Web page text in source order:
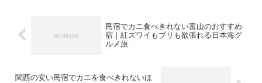
民宿でカニ食べきれない富山のおすすめ
宿｜紅ズワイもブリも欲張れる日本海グ
ルメ旅
関西の安い民宿でカニを食べきれないほ